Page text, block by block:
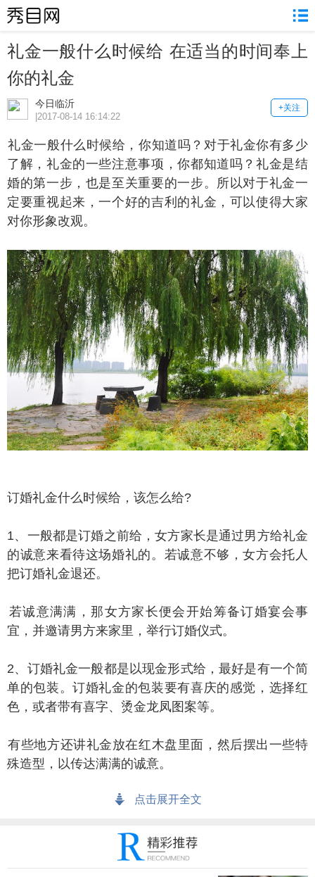
礼金一般什么时候给 在适当的时间奉上
你的礼金
今日临沂 +关注
|2017-08-14 16:14:22
一般什么时候给，你知道吗？对于礼金你有多少
了解，礼金的一些注意事项，你都知道吗？礼金是结
婚的第一步，也是至关重要的一步。所以对于礼金一
定要重视起来，一个好的吉利的礼金，可以使得大家
对你形象改观。
礼金什么时候给，该怎么给?
一般都是订婚之前给，女方家长是通过男方给礼金
的诚意来看待这场婚礼的。若诚意不够，女方会托人
把订婚礼金退还。
意满满，那女方家长便会开始筹备订婚宴会事
宜，并邀请男方来家里，举行订婚仪式。
订婚礼金一般都是以现金形式给，最好是有一个简
单的包装。订婚礼金的包装要有喜庆的感觉，选择红
色，或者带有喜字、烫金龙凤图案等。
地方还讲礼金放在红木盘里面，然后摆出一些特
殊造型，以传达满满的诚意。
彩礼钱什么时候给 点击展开全文